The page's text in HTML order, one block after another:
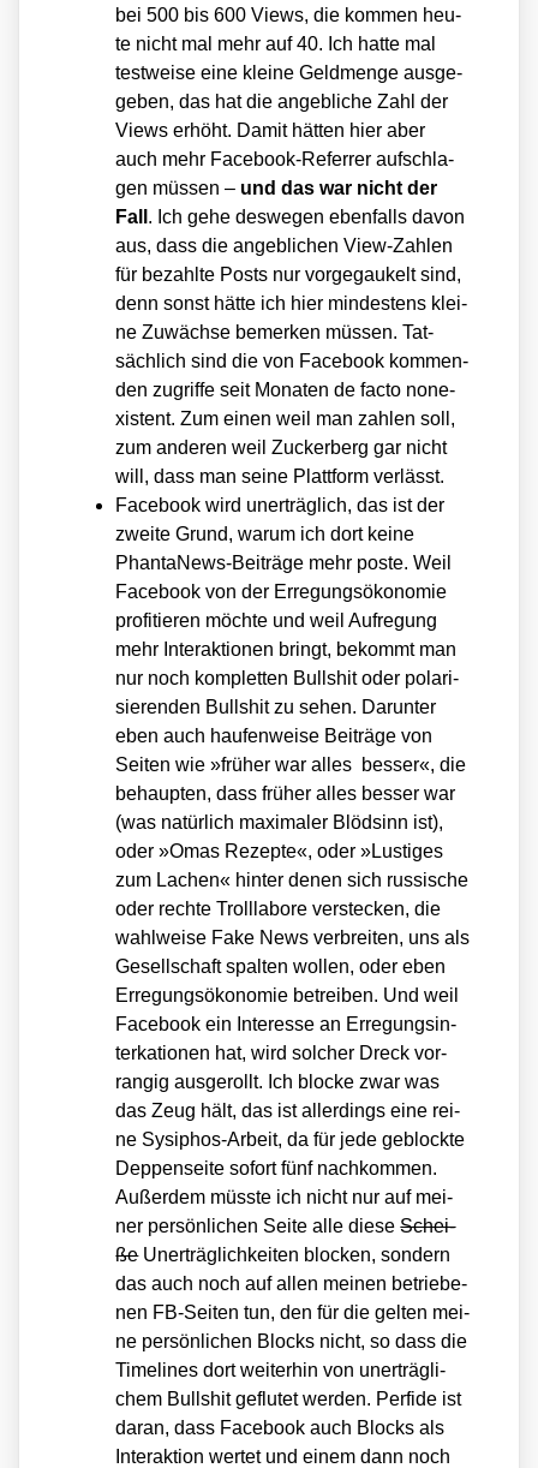
bei 500 bis 600 Views, die kom­men heu­
te nicht mal mehr auf 40. Ich hat­te mal
test­wei­se eine klei­ne Geld­men­ge aus­ge­
ge­ben, das hat die angeb­li­che Zahl der
Views erhöht. Damit hät­ten hier aber
auch mehr Face­book-Refer­rer auf­schla­
gen müs­sen – und das war nicht der
Fall . Ich gehe des­we­gen eben­falls davon
aus, dass die angeb­li­chen View-Zah­len
für bezahl­te Posts nur vor­ge­gau­kelt sind,
denn sonst hät­te ich hier min­des­tens klei­
ne Zuwäch­se bemer­ken müs­sen. Tat­
säch­lich sind die von Face­book kom­men­
den zugrif­fe seit Mona­ten de fac­to non­e­
xis­tent. Zum einen weil man zah­len soll,
zum ande­ren weil Zucker­berg gar nicht
will, dass man sei­ne Platt­form ver­lässt.
Face­book wird uner­träg­lich, das ist der
zwei­te Grund, war­um ich dort kei­ne
Phan­ta­News-Bei­trä­ge mehr pos­te. Weil
Face­book von der Erre­gungs­öko­no­mie
pro­fi­tie­ren möch­te und weil Auf­re­gung
mehr Inter­ak­tio­nen bringt, bekommt man
nur noch kom­plet­ten Bull­shit oder pola­ri­
sie­ren­den Bull­shit zu sehen. Dar­un­ter
eben auch hau­fen­wei­se Bei­trä­ge von
Sei­ten wie »frü­her war alles bes­ser«, die
behaup­ten, dass frü­her alles bes­ser war
(was natür­lich maxi­ma­ler Blöd­sinn ist),
oder »Omas Rezep­te«, oder »Lus­ti­ges
zum Lachen« hin­ter denen sich rus­si­sche
oder rech­te Troll­la­bo­re ver­ste­cken, die
wahl­wei­se Fake News ver­brei­ten, uns als
Gesell­schaft spal­ten wol­len, oder eben
Erre­gungs­öko­no­mie betrei­ben. Und weil
Face­book ein Inter­es­se an Erre­gungs­in­
ter­ka­tio­nen hat, wird sol­cher Dreck vor­
ran­gig aus­ge­rollt. Ich blo­cke zwar was
das Zeug hält, das ist aller­dings eine rei­
ne Sysi­phos-Arbeit, da für jede geblock­te
Dep­pen­sei­te sofort fünf nach­kom­men.
Außer­dem müss­te ich nicht nur auf mei­
ner per­sön­li­chen Sei­te alle die­seSchei­
ßeUner­träg­lich­kei­ten blo­cken, son­dern
das auch noch auf allen mei­nen betrie­be­
nen FB-Sei­ten tun, den für die gel­ten mei­
ne per­sön­li­chen Blocks nicht, so dass die
Time­lines dort wei­ter­hin von uner­träg­li­
chem Bull­shit geflu­tet wer­den. Per­fi­de ist
dar­an, dass Face­book auch Blocks als
Inter­ak­ti­on wer­tet und einem dann noch